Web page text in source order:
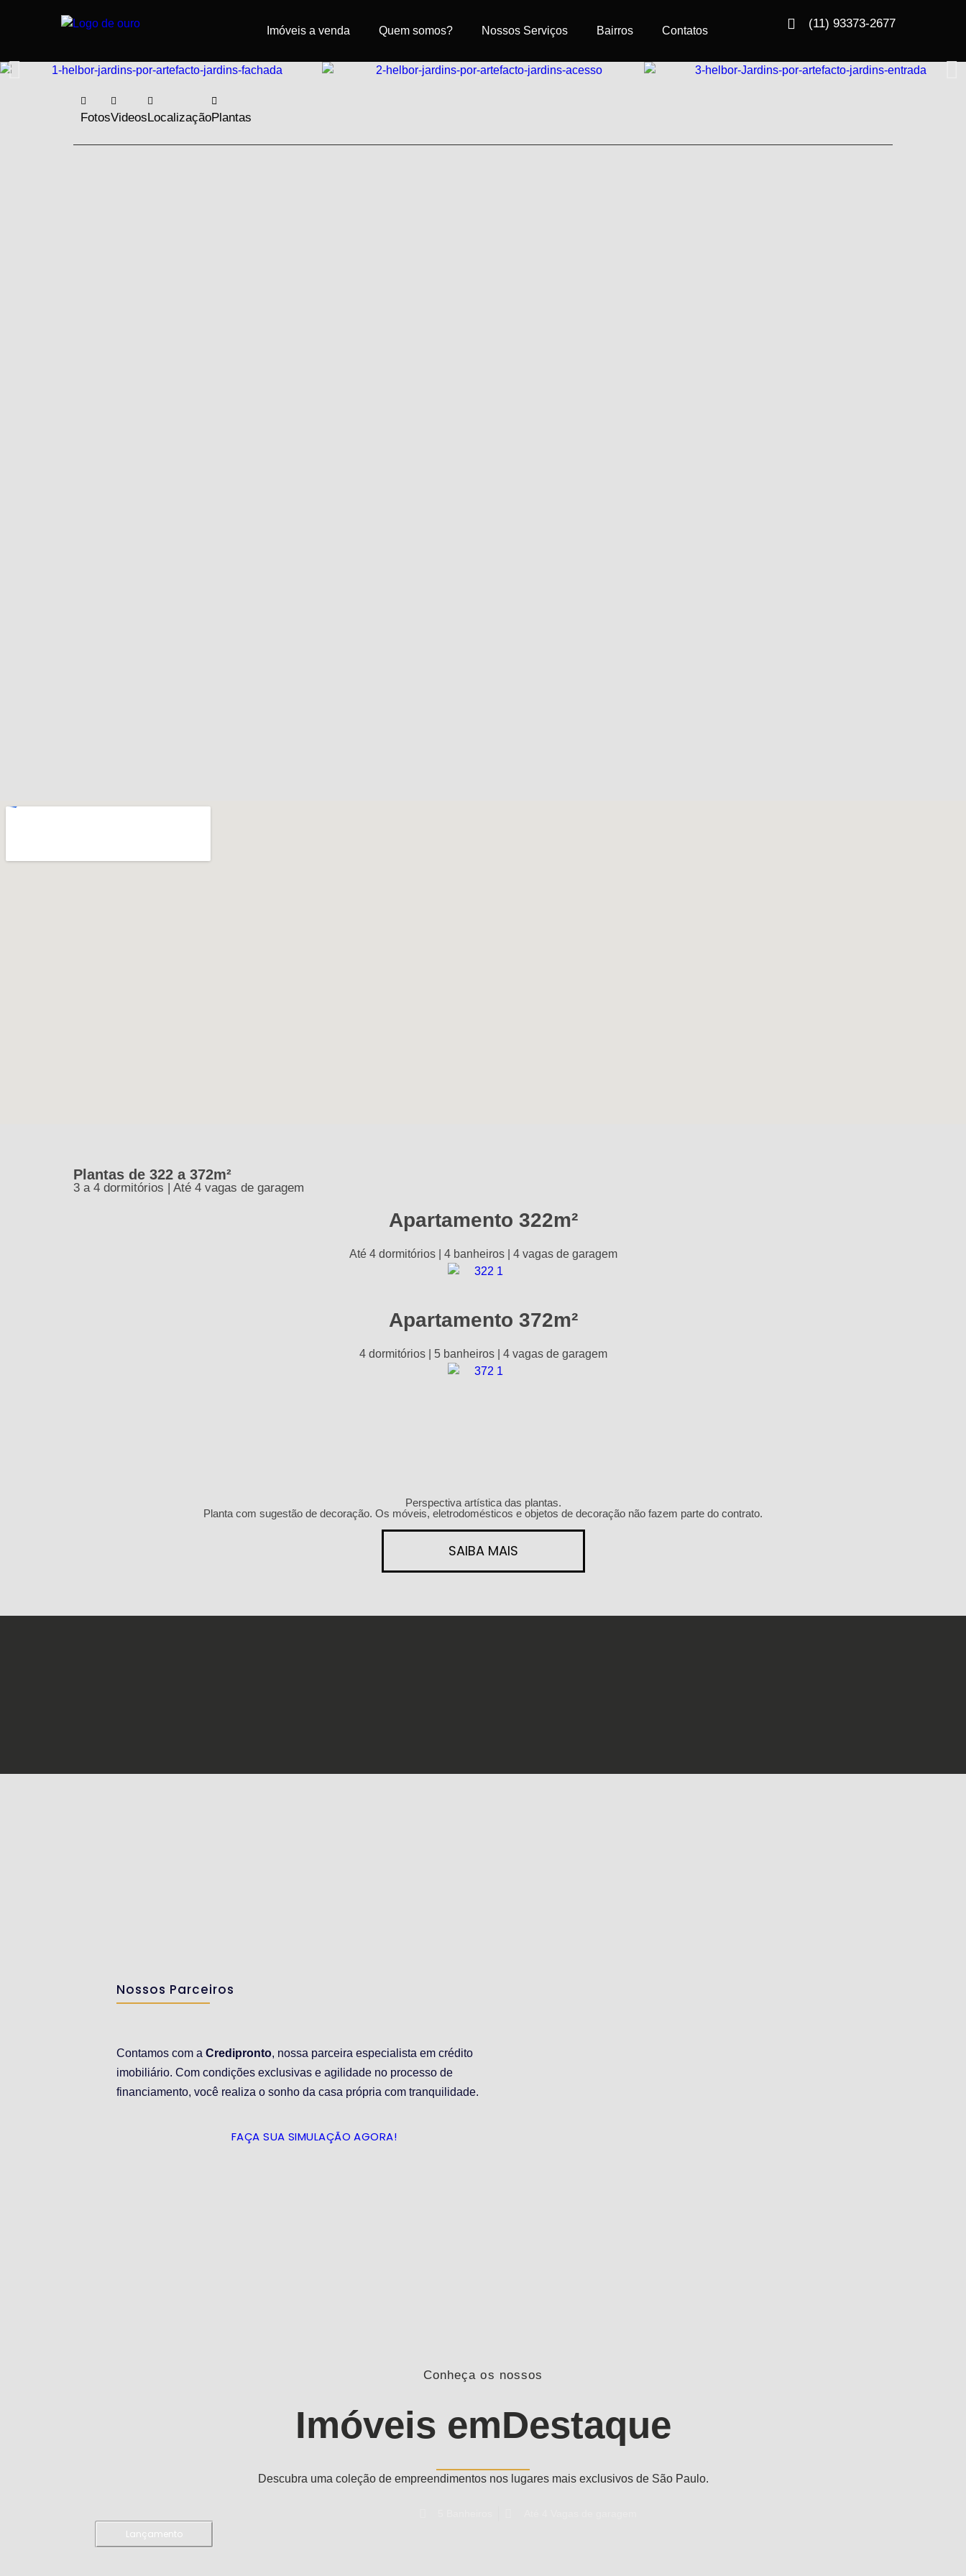
Imóveis a venda Quem somos? Nossos Serviços Bairros Contatos
(11) 93373-2677
FotosVideosLocalizaçãoPlantas
Plantas de 322 a 372m²
3 a 4 dormitórios | Até 4 vagas de garagem
Apartamento 322m²
Até 4 dormitórios | 4 banheiros | 4 vagas de garagem
Apartamento 372m²
4 dormitórios | 5 banheiros | 4 vagas de garagem
Perspectiva artística das plantas.
Planta com sugestão de decoração. Os móveis, eletrodomésticos e objetos de decoração não fazem parte do contrato.
SAIBA MAIS
Nossos Parceiros
Contamos com a Credipronto, nossa parceira especialista em crédito
imobiliário. Com condições exclusivas e agilidade no processo de
financiamento, você realiza o sonho da casa própria com tranquilidade.
FAÇA SUA SIMULAÇÃO AGORA!
Conheça os nossos
Imóveis emDestaque
Descubra uma coleção de empreendimentos nos lugares mais exclusivos de São Paulo.
Lançamento